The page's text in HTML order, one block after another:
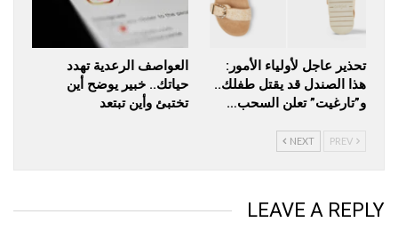
تحذير عاجل لأولياء الأمور:
هذا الصندل قد يقتل طفلك..
و”تارغيت” تعلن السحب…
العواصف الرعدية تهدد
حياتك.. خبير يوضح أين
تختبئ وأين تبتعد
NEXT
LEAVE A REPLY